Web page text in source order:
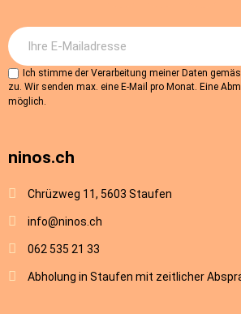
Ich stimme der Verarbeitung meiner Daten
zu. Wir senden max. eine E-Mail pro Monat. Eine
möglich.
ninos.ch
Chrüzweg 11, 5603 Staufen
info@ninos.ch
062 535 21 33
Abholung in Staufen mit zeitlicher